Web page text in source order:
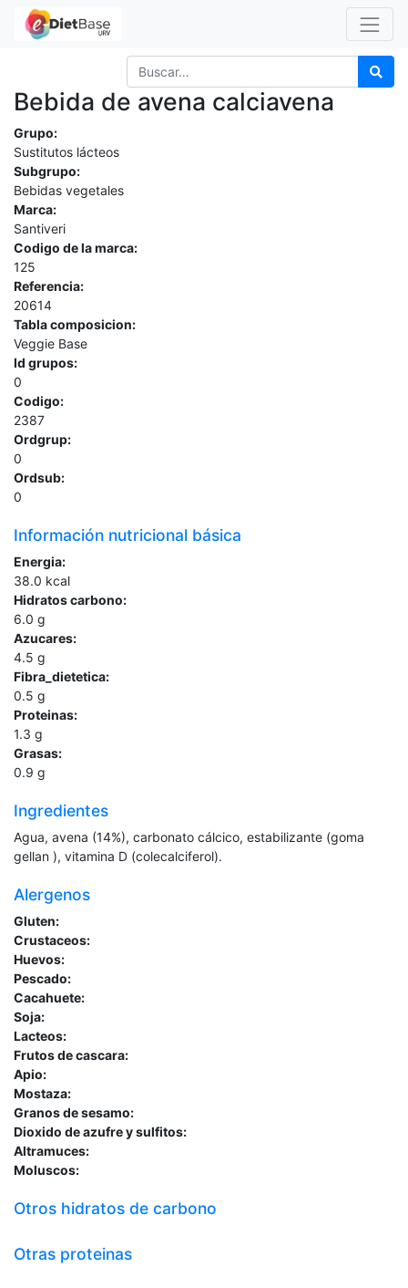
Bebida de avena calciavena
Grupo:
Sustitutos lácteos
Subgrupo:
Bebidas vegetales
Marca:
Santiveri
Codigo de la marca:
125
Referencia:
20614
Tabla composicion:
Veggie Base
Id grupos:
0
Codigo:
2387
Ordgrup:
0
Ordsub:
0
Información nutricional básica
Energia:
38.0 kcal
Hidratos carbono:
6.0 g
Azucares:
4.5 g
Fibra_dietetica:
0.5 g
Proteinas:
1.3 g
Grasas:
0.9 g
Ingredientes
Agua, avena (14%), carbonato cálcico, estabilizante (goma
gellan ), vitamina D (colecalciferol).
Alergenos
Gluten:
Crustaceos:
Huevos:
Pescado:
Cacahuete:
Soja:
Lacteos:
Frutos de cascara:
Apio:
Mostaza:
Granos de sesamo:
Dioxido de azufre y sulfitos:
Altramuces:
Moluscos:
Otros hidratos de carbono
Otras proteinas